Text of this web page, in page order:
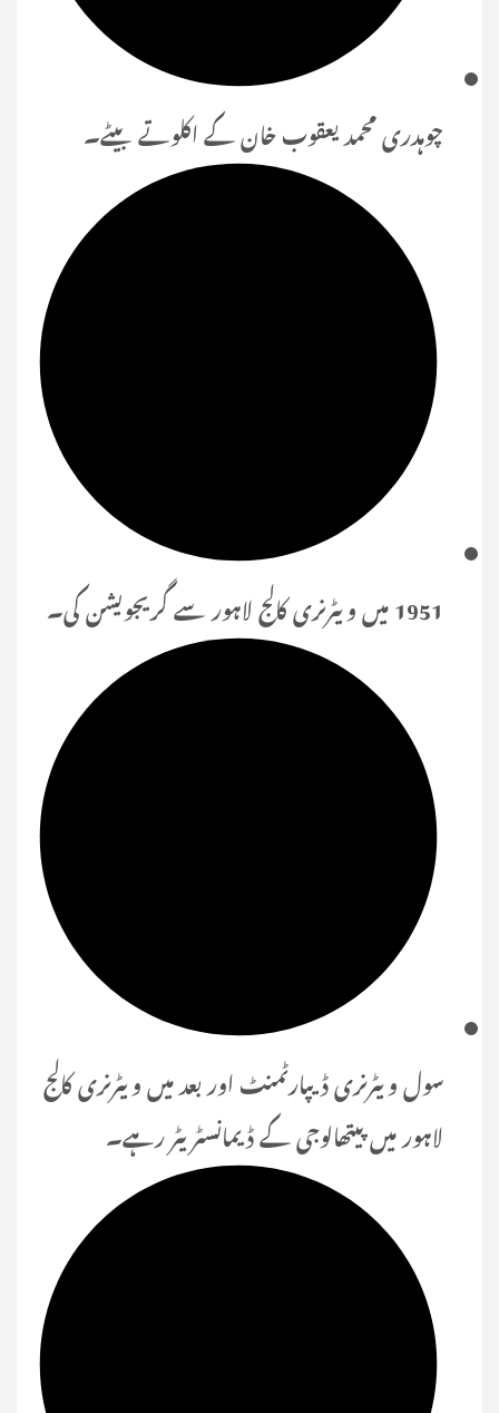
چوہدری محمد یعقوب خان کے اکلوتے بیٹے۔
1951 میں ویٹرنری کالج لاہور سے گریجویشن کی۔
سول ویٹرنری ڈیپارٹمنٹ اور بعد میں ویٹرنری کالج
لاہور میں پیتھالوجی کے ڈیمانسٹریٹر رہے۔